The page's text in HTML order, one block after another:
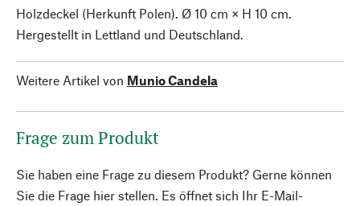
Holzdeckel (Herkunft Polen). Ø 10 cm × H 10 cm.
Hergestellt in Lettland und Deutschland.
Weitere Artikel von Munio Candela
Frage zum Produkt
Sie haben eine Frage zu diesem Produkt? Gerne können
Sie die Frage hier stellen. Es öffnet sich Ihr E-Mail-